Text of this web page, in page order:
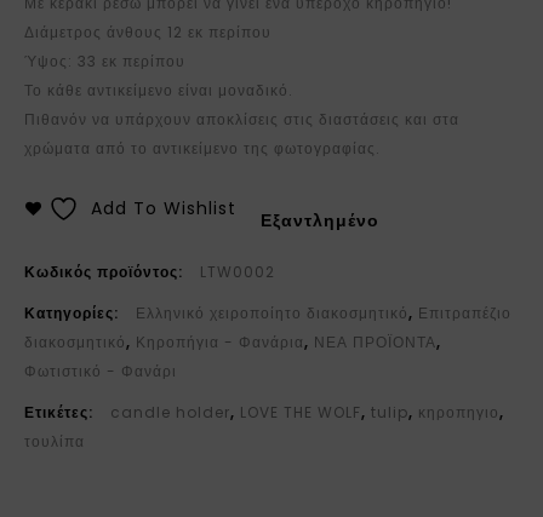
Διάμετρος άνθους 12 εκ περίπου
Ύψος: 33 εκ περίπου
Το κάθε αντικείμενο είναι μοναδικό.
Πιθανόν να υπάρχουν αποκλίσεις στις διαστάσεις και στα
χρώματα από το αντικείμενο της φωτογραφίας.
Εξαντλημένο
Add To Wishlist
Κωδικός προϊόντος:
LTW0002
Κατηγορίες:
Ελληνικό χειροποίητο διακοσμητικό, Επιτραπέζιο
διακοσμητικό, Κηροπήγια - Φανάρια, ΝΕΑ ΠΡΟΪΟΝΤΑ,
Φωτιστικό - Φανάρι
Ετικέτες:
candle holder, LOVE THE WOLF, tulip, κηροπηγιο,
τουλίπα